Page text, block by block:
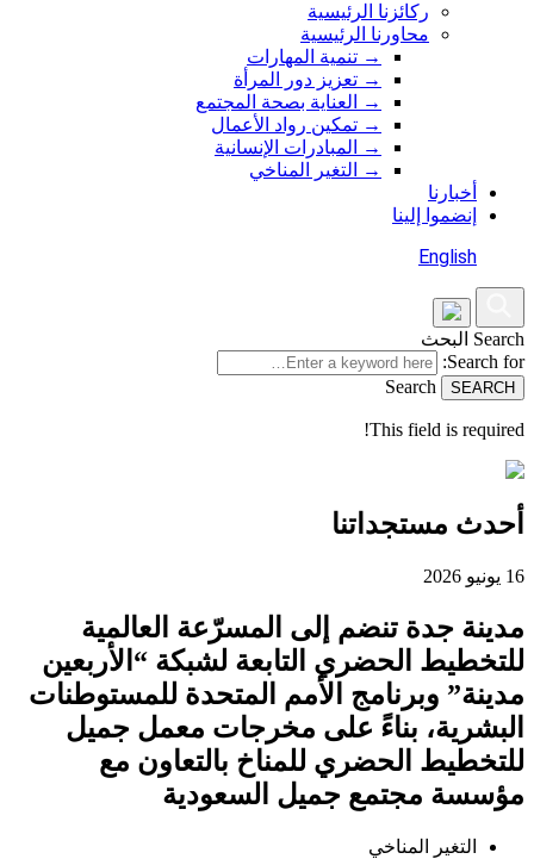
ركائزنا الرئيسية
محاورنا الرئيسية
→ تنمية المهارات
→ تعزيز دور المرأة
→
العناية بصحة المجتمع
→ تمكين رواد الأعمال
→
المبادرات الإنسانية
→
التغير المناخي
أخبارنا
إنضموا إلينا
English
Search البحث
Search for:
Search
This field is required!
أحدث مستجداتنا
16 يونيو 2026
مدينة جدة تنضم إلى المسرّعة العالمية
للتخطيط الحضري التابعة لشبكة “الأربعين
مدينة” وبرنامج الأمم المتحدة للمستوطنات
البشرية، بناءً على مخرجات معمل جميل
للتخطيط الحضري للمناخ بالتعاون مع
مؤسسة مجتمع جميل السعودية
التغير المناخي